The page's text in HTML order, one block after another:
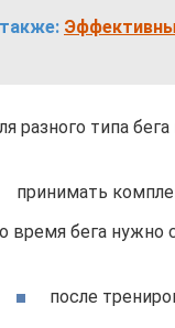
разного типа
принимать
время бега нужно
после